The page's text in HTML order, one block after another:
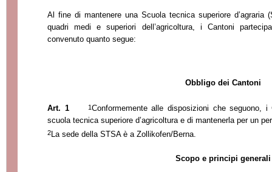
Al fine di mantenere una Scuola tecnica superiore d’agraria
quadri medi e superiori dell’agricoltura, i Cantoni
convenuto quanto segue:
Obbligo dei Cantoni
Art. 1 1Conformemente alle disposizioni che seguono, i
scuola tecnica superiore d’agricoltura e di mantenerla per un
2 La sede della STSA è a Zollikofen/Berna.
Scopo e principi generali